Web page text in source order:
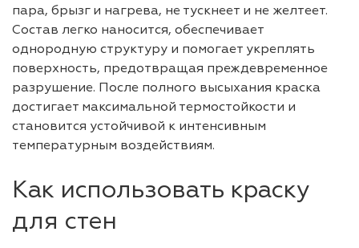
пара, брызг и нагрева, не тускнеет и не желтеет.
Состав легко наносится, обеспечивает
однородную структуру и помогает укреплять
поверхность, предотвращая преждевременное
разрушение. После полного высыхания краска
достигает максимальной термостойкости и
становится устойчивой к интенсивным
температурным воздействиям.
Как использовать краску
для стен